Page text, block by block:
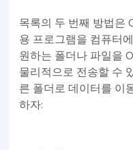
목록의 두 번째 방법은
용 프로그램을 컴퓨터
원하는 폴더나 파일을
물리적으로 전송할 수
른 폴더로 데이터를 이
하자: